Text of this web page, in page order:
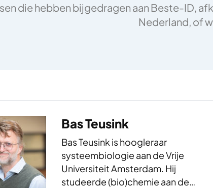
die hebben bijgedragen aan Beste-ID,
Nederland, of
Bas Teusink
Bas Teusink is hoogleraar
systeembiologie aan de Vrije
Universiteit Amsterdam. Hij
studeerde (bio)chemie aan de